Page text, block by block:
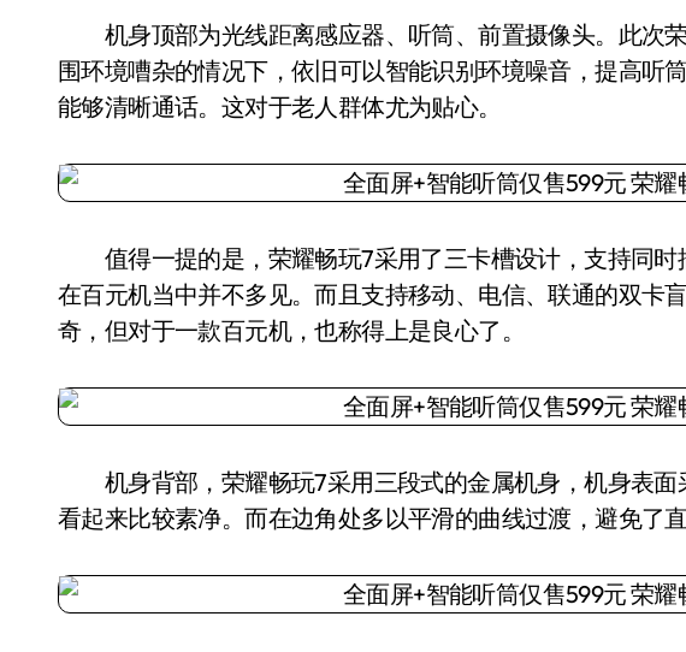
机身顶部为光线距离感应器、听筒、前置摄像头。此次
围环境嘈杂的情况下，依旧可以智能识别环境噪音，提高听
能够清晰通话。这对于老人群体尤为贴心。
值得一提的是，荣耀畅玩7采用了三卡槽设计，支持同时
在百元机当中并不多见。而且支持移动、电信、联通的双卡
奇，但对于一款百元机，也称得上是良心了。
机身背部，荣耀畅玩7采用三段式的金属机身，机身表面
看起来比较素净。而在边角处多以平滑的曲线过渡，避免了